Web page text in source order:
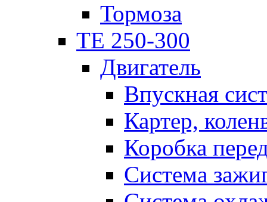
Тормоза
TE 250-300
Двигатель
Впускная
Картер,
Коробка
Система